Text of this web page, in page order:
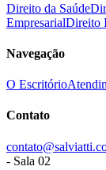
Direito da Saúde
EmpresarialDireito
Navegação
O Escritório
Contato
- Sala 02